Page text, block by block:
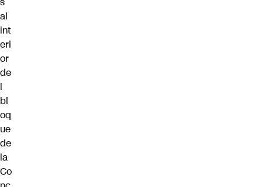
al
int
eri
or
de
l
bl
oq
ue
de
la
Co